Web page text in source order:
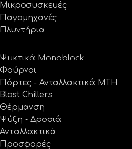
Μικροσυσκευές
Παγομηχανές
Πλυντήρια
Ψυκτικά Monoblock
Φούρνοι
Πόρτες - Ανταλλακτικά MTH
Blast Chillers
Θέρμανση
Ψύξη - Δροσιά
Ανταλλακτικά
Προσφορές